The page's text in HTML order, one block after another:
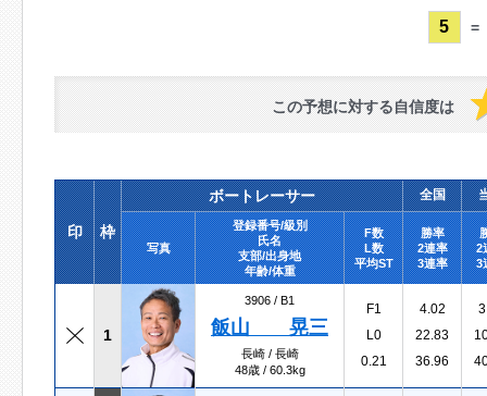
5 =
この予想に対する自信度は
印 枠
ボートレーサー 全国
写真
登録番号/級別
氏名
支部/出身地
年齢/体重
F数
L数
平均ST
勝率
2連率
3連率
2
3
1
3906 / B1
飯山 晃三
長崎 / 長崎
48歳 / 60.3kg
F1
L0
0.21
4.02
22.83
36.96